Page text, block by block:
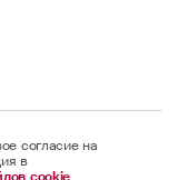
согласие на
в